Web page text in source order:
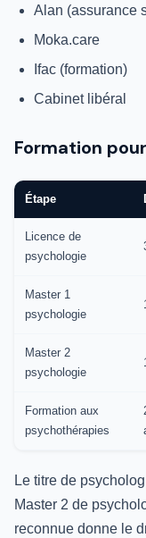
Alan (assurance
Moka.care
Ifac (formation)
Cabinet libéral
Formation
Étape
Licence de
psychologie
Master 1
psychologie
Master 2
psychologie
Formation aux
psychothérapies
Le titre de
Master 2 de
reconnue donne le